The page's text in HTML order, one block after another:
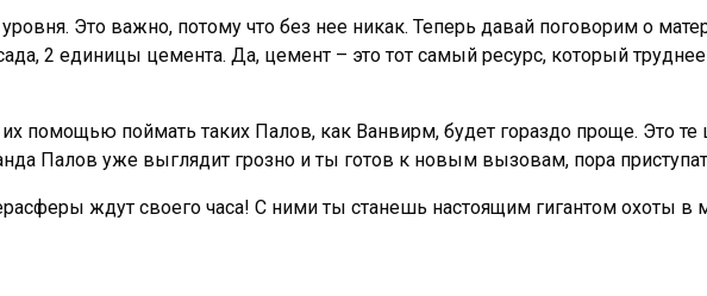
Это важно, потому что без нее никак. Теперь давай поговорим о
2 единицы цемента. Да, цемент – это тот самый ресурс, который
помощью поймать таких Палов, как Ванвирм, будет гораздо проще. Это
Палов уже выглядит грозно и ты готов к новым вызовам, пора
ждут своего часа! С ними ты станешь настоящим гигантом охоты в